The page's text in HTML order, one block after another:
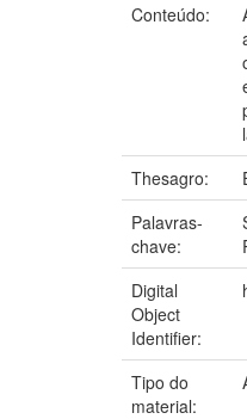
Conteúdo:
Thesagro:
Palavras-
chave:
Digital
Object
Identifier:
Tipo do
material: